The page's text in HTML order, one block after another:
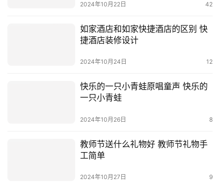
2024年10月22日 42
如家酒店和如家快捷酒店的区别 快
捷酒店装修设计
2024年10月24日 12
快乐的一只小青蛙原唱童声 快乐的
一只小青蛙
2024年10月26日 8
教师节送什么礼物好 教师节礼物手
工简单
2024年10月27日 9